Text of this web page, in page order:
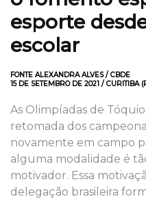
esporte
escolar
FONTE ALEXANDRA ALVES / CBDE
15 DE SETEMBRO DE 2021 / CURITIBA
As Olimpíadas de
retomada dos
novamente em campo
alguma modalidade é
motivador. Essa
delegação brasileira